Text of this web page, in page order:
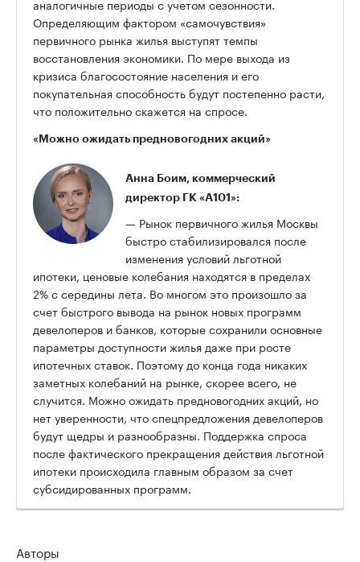
аналогичные периоды с учетом сезонности.
Определяющим фактором «самочувствия»
первичного рынка жилья выступят темпы
восстановления экономики. По мере выхода из
кризиса благосостояние населения и его
покупательная способность будут постепенно расти,
что положительно скажется на спросе.
«Можно ожидать предновогодних акций»
Анна Боим, коммерческий
директор ГК «А101»:
— Рынок первичного жилья Москвы
быстро стабилизировался после
изменения условий льготной
ипотеки, ценовые колебания находятся в пределах
2% с середины лета. Во многом это произошло за
счет быстрого вывода на рынок новых программ
девелоперов и банков, которые сохранили основные
параметры доступности жилья даже при росте
ипотечных ставок. Поэтому до конца года никаких
заметных колебаний на рынке, скорее всего, не
случится. Можно ожидать предновогодних акций, но
нет уверенности, что спецпредложения девелоперов
будут щедры и разнообразны. Поддержка спроса
после фактического прекращения действия льготной
ипотеки происходила главным образом за счет
субсидированных программ.
Авторы